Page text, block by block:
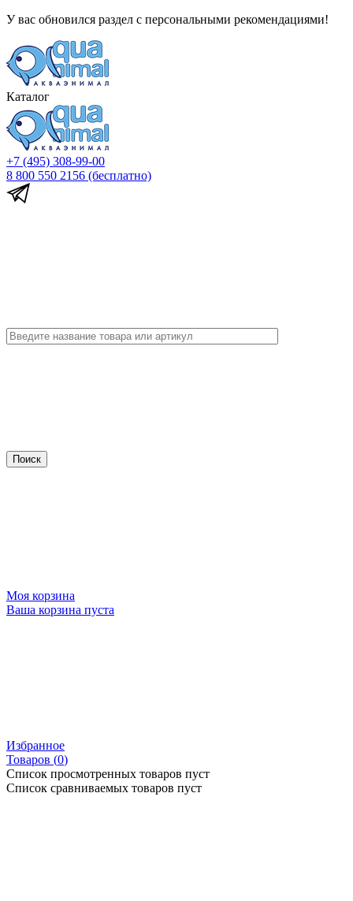
У вас обновился раздел с персональными рекомендациями!
Каталог
+7 (495) 308-99-00
8 800 550 2156 (бесплатно)
Моя корзина
Ваша корзина пуста
Избранное
Товаров (0)
Список просмотренных товаров пуст
Список сравниваемых товаров пуст